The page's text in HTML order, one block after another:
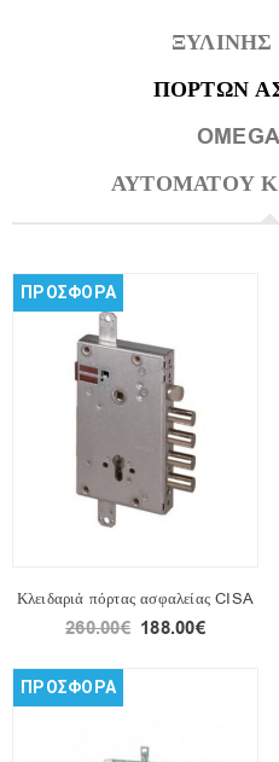
ΠΟΡΤΩΝ
ΑΥΤΟΜΑΤΟΥ
ΠΡΟΣΦΟΡΑ
Κλειδαριά πόρτας ασφαλείας CISA
260.00€ 188.00€
ΠΡΟΣΦΟΡΑ